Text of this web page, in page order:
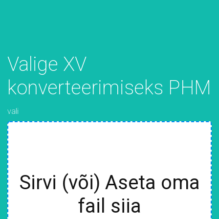
Valige XV
konverteerimiseks PHM
vali
Sirvi (või) Aseta oma
fail siia